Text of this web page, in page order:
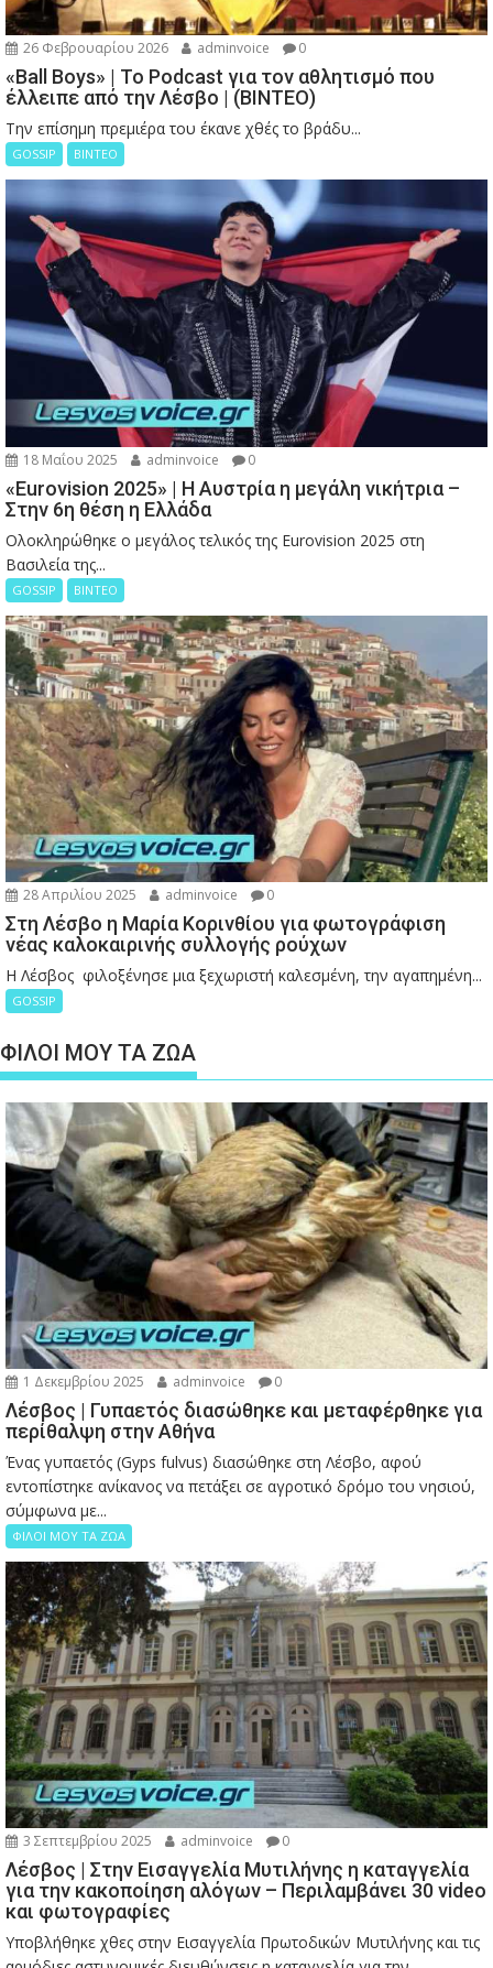
26 Φεβρουαρίου 2026 adminvoice 0
«Ball Boys» | Το Podcast για τον αθλητισμό που
έλλειπε από την Λέσβο | (ΒΙΝΤΕΟ)
Την επίσημη πρεμιέρα του έκανε χθές το βράδυ...
GOSSIP ΒΙΝΤΕΟ
18 Μαΐου 2025 adminvoice 0
«Eurovision 2025» | Η Αυστρία η μεγάλη νικήτρια –
Στην 6η θέση η Ελλάδα
Ολοκληρώθηκε ο μεγάλος τελικός της Eurovision 2025 στη
Βασιλεία της...
GOSSIP ΒΙΝΤΕΟ
28 Απριλίου 2025 adminvoice 0
Στη Λέσβο η Μαρία Κορινθίου για φωτογράφιση
νέας καλοκαιρινής συλλογής ρούχων
Η Λέσβος φιλοξένησε μια ξεχωριστή καλεσμένη, την αγαπημένη...
GOSSIP
ΦΙΛΟΙ ΜΟΥ ΤΑ ΖΩΑ
1 Δεκεμβρίου 2025 adminvoice 0
Λέσβος | Γυπαετός διασώθηκε και μεταφέρθηκε για
περίθαλψη στην Αθήνα
Ένας γυπαετός (Gyps fulvus) διασώθηκε στη Λέσβο, αφού
εντοπίστηκε ανίκανος να πετάξει σε αγροτικό δρόμο του νησιού,
σύμφωνα με...
ΦΙΛΟΙ ΜΟΥ ΤΑ ΖΩΑ
3 Σεπτεμβρίου 2025 adminvoice 0
Λέσβος | Στην Εισαγγελία Μυτιλήνης η καταγγελία
για την κακοποίηση αλόγων – Περιλαμβάνει 30 video
και φωτογραφίες
Υποβλήθηκε χθες στην Εισαγγελία Πρωτοδικών Μυτιλήνης και τις